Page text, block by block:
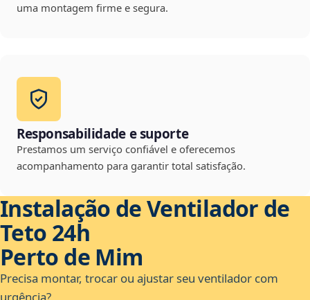
uma montagem firme e segura.
Responsabilidade e suporte
Prestamos um serviço confiável e oferecemos
acompanhamento para garantir total satisfação.
Instalação de Ventilador de
Teto 24h
Perto de Mim
Precisa montar, trocar ou ajustar seu ventilador com